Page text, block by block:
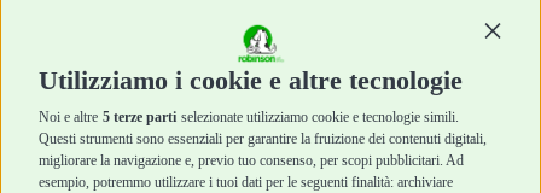
Utilizziamo i cookie e altre tecnologie
Noi e altre 5 terze parti selezionate utilizziamo cookie e tecnologie simili.
Questi strumenti sono essenziali per garantire la fruizione dei contenuti digitali,
migliorare la navigazione e, previo tuo consenso, per scopi pubblicitari. Ad
esempio, potremmo utilizzare i tuoi dati per le seguenti finalità: archiviare
Igiene e Pulizia
Accessori
Cani Mini
Top Quality
Igiene e Pulizia
Accessori
Top Quality